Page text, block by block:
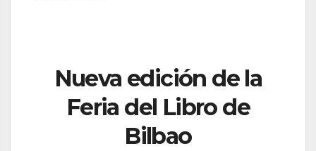
Nueva edición de la
Feria del Libro de
Bilbao